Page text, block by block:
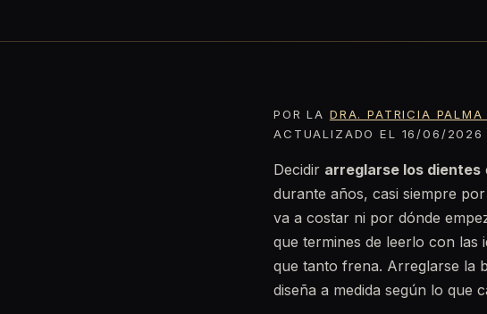
POR LA DRA. PATRICIA PALMA
ACTUALIZADO EL 16/06/2026
Decidir arreglarse los dientes
durante años, casi siempre
va a costar ni por dónde
que termines de leerlo con las
que tanto frena. Arreglarse la
diseña a medida según lo que